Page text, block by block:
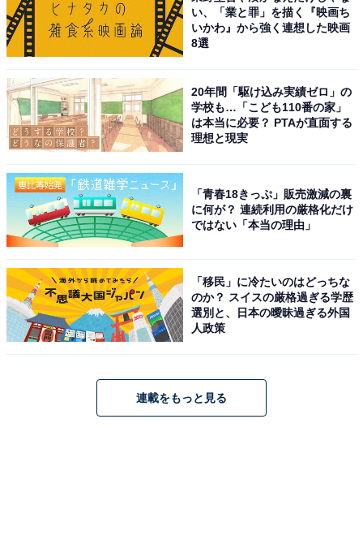
い、「業と罪」を描く『映画ち
いかわ』から強く連想した映画
8選
20年間「駆け込み実績ゼロ」の
学校も…「こども110番の家」
は本当に必要？ PTAが直面する
理想と現実
「青春18きっぷ」販売激減の裏
に何が？ 連続利用の厳格化だけ
ではない「本当の理由」
「移民」に冷たいのはどっちな
のか？ スイスの厳格過ぎる学歴
選別と、日本の曖昧過ぎる外国
人政策
連載をもっと見る